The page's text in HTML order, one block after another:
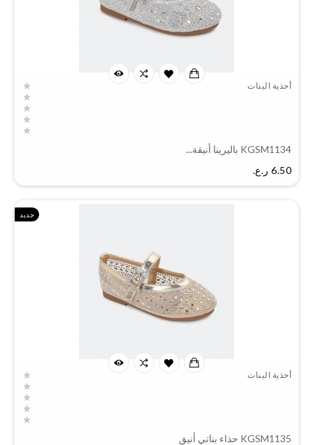
أحذية البنات
KGSM1134 باليرينا أنيقة...
6.50 ر.ع.‏
جديد
أحذية البنات
KGSM1135 حذاء بناتي أنيق